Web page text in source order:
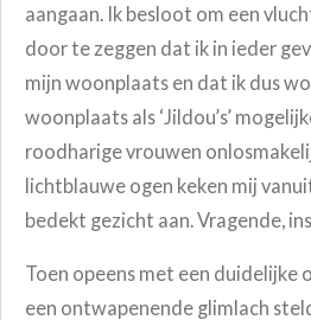
aangaan. Ik besloot om een
door te zeggen dat ik in ieder
mijn woonplaats en dat ik dus
woonplaats als ‘Jildou’s’
roodharige vrouwen
lichtblauwe ogen keken mij
bedekt gezicht aan. Vragende,
Toen opeens met een duidelijke
een ontwapenende glimlach